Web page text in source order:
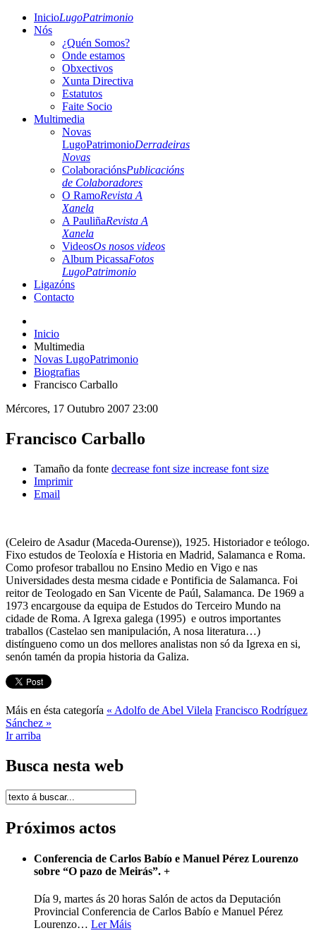
InicioLugoPatrimonio
Nós
¿Quén Somos?
Onde estamos
Obxectivos
Xunta Directiva
Estatutos
Faite Socio
Multimedia
Novas
LugoPatrimonioDerradeiras
Novas
ColaboraciónsPublicacións
de Colaboradores
O RamoRevista A
Xanela
A PauliñaRevista A
Xanela
VideosOs nosos videos
Album PicassaFotos
LugoPatrimonio
Ligazóns
Contacto
Inicio
Multimedia
Novas LugoPatrimonio
Biografias
Francisco Carballo
Mércores, 17 Outubro 2007 23:00
Francisco Carballo
Tamaño da fonte decrease font size increase font size
Imprimir
Email
(Celeiro de Asadur (Maceda-Ourense)), 1925. Historiador e teólogo.
Fixo estudos de Teoloxía e Historia en Madrid, Salamanca e Roma.
Como profesor traballou no Ensino Medio en Vigo e nas
Universidades desta mesma cidade e Pontificia de Salamanca. Foi
reitor de Teologado en San Vicente de Paúl, Salamanca. De 1969 a
1973 encargouse da equipa de Estudos do Terceiro Mundo na
cidade de Roma. A Igrexa galega (1995) e outros importantes
traballos (Castelao sen manipulación, A nosa literatura…)
distíngueno como un dos mellores analistas non só da Igrexa en si,
senón tamén da propia historia da Galiza.
Máis en ésta categoría « Adolfo de Abel Vilela Francisco Rodríguez
Sánchez »
Ir arriba
Busca nesta web
Próximos actos
Conferencia de Carlos Babío e Manuel Pérez Lourenzo
sobre “O pazo de Meirás”. +
Día 9, martes ás 20 horas Salón de actos da Deputación
Provincial Conferencia de Carlos Babío e Manuel Pérez
Lourenzo… Ler Máis